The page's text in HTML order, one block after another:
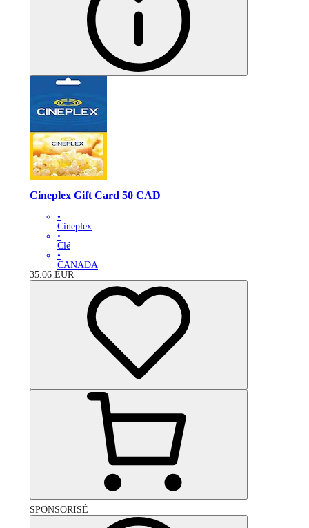
Cineplex Gift Card 50 CAD
•
Cineplex
•
Clé
•
CANADA
35.06 EUR
SPONSORISÉ